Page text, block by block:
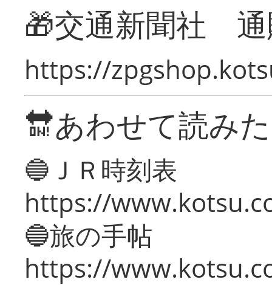
🎁交通新聞社
https://
🔛あわせて読み
🔵ＪＲ時刻表
https://
🔵旅の手帖
https://